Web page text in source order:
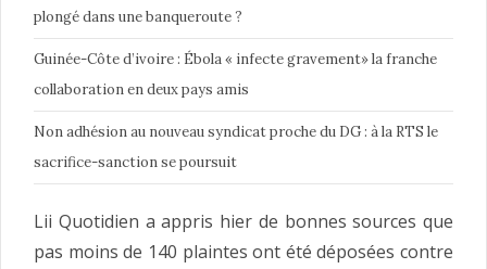
plongé dans une banqueroute ?
Guinée-Côte d’ivoire : Ébola « infecte gravement» la franche
collaboration en deux pays amis
Non adhésion au nouveau syndicat proche du DG : à la RTS le
sacrifice-sanction se poursuit
Lii Quotidien a appris hier de bonnes sources que
pas moins de 140 plaintes ont été déposées contre